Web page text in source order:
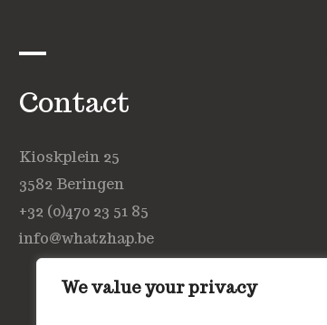
We value your privacy
Contact
Kioskplein 25
3582 Beringen
+32 (0)470 23 51 85
info@whatzhap.be